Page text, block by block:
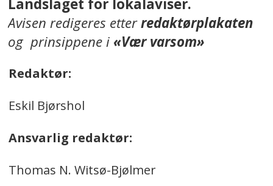
Landslaget for lokalaviser.
Avisen redigeres etterredaktørplakaten
og prinsippene i«Vær varsom»
Redaktør:
Eskil Bjørshol
Ansvarlig redaktør:
Thomas N. Witsø-Bjølmer